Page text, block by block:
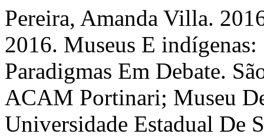
Pereira, Amanda Villa.
2016. Museus E
Paradigmas Em Debate.
ACAM Portinari; Museu
Universidade Estadual De